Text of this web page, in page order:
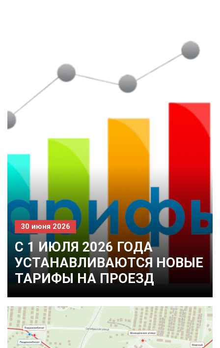
30 июня 2026
C 1 ИЮЛЯ 2026 ГОДА
УСТАНАВЛИВАЮТСЯ НОВЫЕ
ТАРИФЫ НА ПРОЕЗД